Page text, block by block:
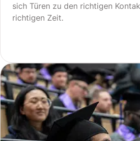
sich Türen zu den richtigen
richtigen Zeit.